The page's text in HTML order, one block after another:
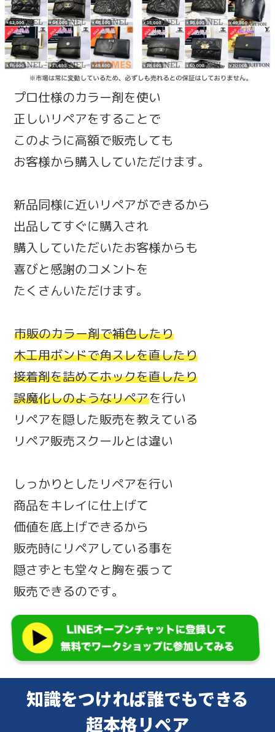
プロ仕様のカラー剤を使い
正しいリペアをすることで
このように高額で販売しても
お客様から購入していただけます。
新品同様に近いリペアができるから
出品してすぐに購入され
購入していただいたお客様からも
喜びと感謝のコメントを
たくさんいただけます。
市販のカラー剤で補色したり
木工用ボンドで角スレを直したり
接着剤を詰めてホックを直したり
誤魔化しのようなリペアを行い
リペアを隠した販売を教えている
リペア販売スクールとは違い
しっかりとしたリペアを行い
商品をキレイに仕上げて
価値を底上げできるから
販売時にリペアしている事を
隠さずとも堂々と胸を張って
販売できるのです。
知識をつければ誰でもできる
超本格リペア